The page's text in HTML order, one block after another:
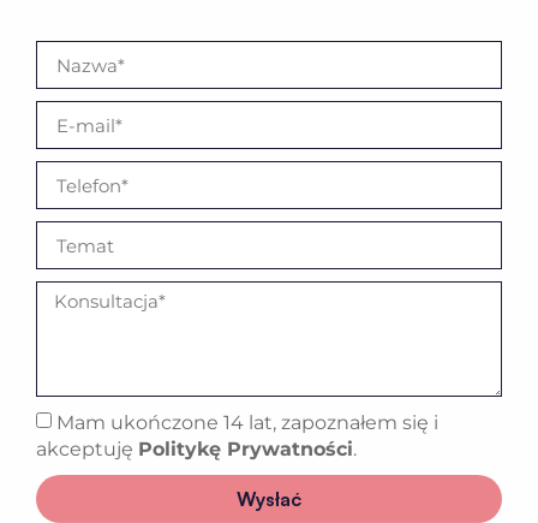
Mam ukończone 14 lat, zapoznałem się i
akceptuję Politykę Prywatności.
Wysłać